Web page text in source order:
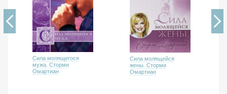
Сила молящегося
мужа. Сторми
Омартиан
Сила молящейся
жены. Сторми
Омартиан